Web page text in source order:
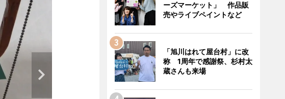
ーズマーケット」 作品販
売やライブペイントなど
「旭川はれて屋台村」に改
称 1周年で感謝祭、杉村太
蔵さんも来場